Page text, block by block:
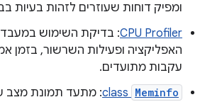
ומפיק דוחות שעוזרים לזהות בעיות
CPU Profiler: בדיקת השימוש
האפליקציה ופעילות השרשור, בזמן
עקבות מתועדים.
Meminfo
: מתעד תמונת מצב